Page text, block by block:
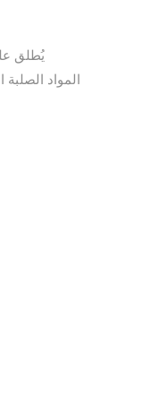
يُطلق
المواد